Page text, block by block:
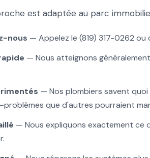
est adaptée au parc
nous — Appelez le (819) 317-0262 ou
— Nous atteignons
— Nos plombiers savent
que d'autres pourraient
— Nous expliquons exactement